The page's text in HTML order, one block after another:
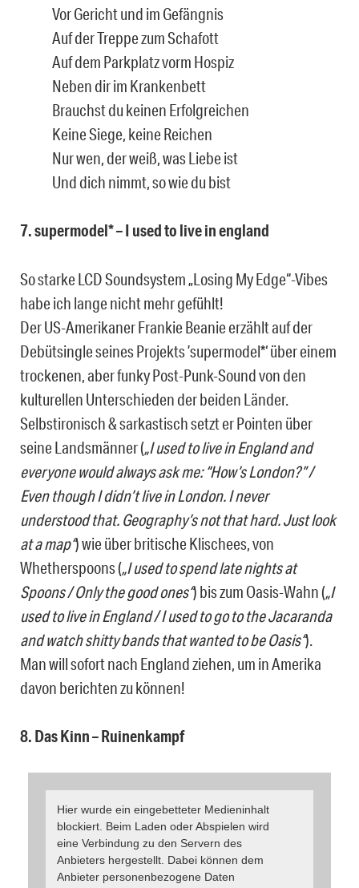
Vor Gericht und im Gefängnis
Auf der Treppe zum Schafott
Auf dem Parkplatz vorm Hospiz
Neben dir im Krankenbett
Brauchst du keinen Erfolgreichen
Keine Siege, keine Reichen
Nur wen, der weiß, was Liebe ist
Und dich nimmt, so wie du bist
7. supermodel* – I used to live in england
So starke LCD Soundsystem „Losing My Edge“-Vibes
habe ich lange nicht mehr gefühlt!
Der US-Amerikaner Frankie Beanie erzählt auf der
Debütsingle seines Projekts ’supermodel*‘ über einem
trockenen, aber funky Post-Punk-Sound von den
kulturellen Unterschieden der beiden Länder.
Selbstironisch & sarkastisch setzt er Pointen über
seine Landsmänner („I used to live in England and
everyone would always ask me: “How’s London?” /
Even though I didn’t live in London. I never
understood that. Geography’s not that hard. Just look
at a map“) wie über britische Klischees, von
Whetherspoons („I used to spend late nights at
Spoons / Only the good ones“) bis zum Oasis-Wahn („I
used to live in England / I used to go to the Jacaranda
and watch shitty bands that wanted to be Oasis“).
Man will sofort nach England ziehen, um in Amerika
davon berichten zu können!
8. Das Kinn – Ruinenkampf
Hier wurde ein eingebetteter Medieninhalt
blockiert. Beim Laden oder Abspielen wird
eine Verbindung zu den Servern des
Anbieters hergestellt. Dabei können dem
Anbieter personenbezogene Daten